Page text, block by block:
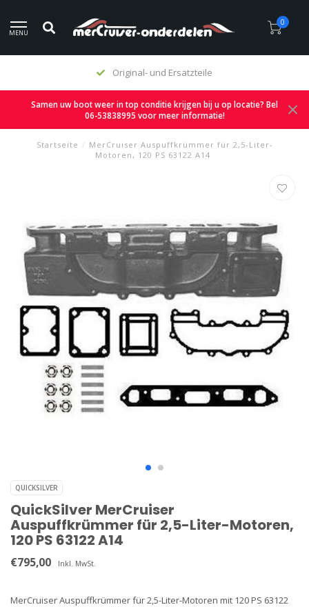
MENU
0
Original- und Ersatzteile
Samen uw boot weer in top conditie krijgen bij u op locatie? Bel
06-53838995 voor meer informatie!
Startseite / MerCruiser Auspuffkrümmer für 2,5-Liter-
Motoren, 120 PS 63122 A14
QUICKSILVER
QuickSilver MerCruiser
Auspuffkrümmer für 2,5-Liter-Motoren,
120 PS 63122 A14
€795,00 Inkl. MwSt.
MerCruiser Auspuffkrümmer für 2,5-Liter-Motoren mit 120 PS 63122